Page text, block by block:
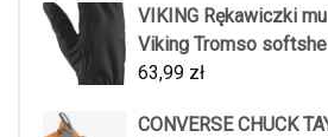
VIKING Rękawiczki
Viking Tromso
63,99 zł
CONVERSE CHUCK